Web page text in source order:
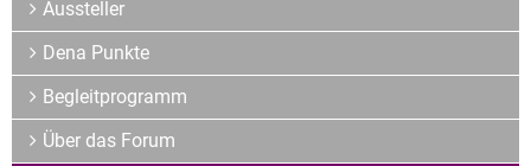
Über uns
Aussteller
Dena Punkte
Begleitprogramm
Über das Forum